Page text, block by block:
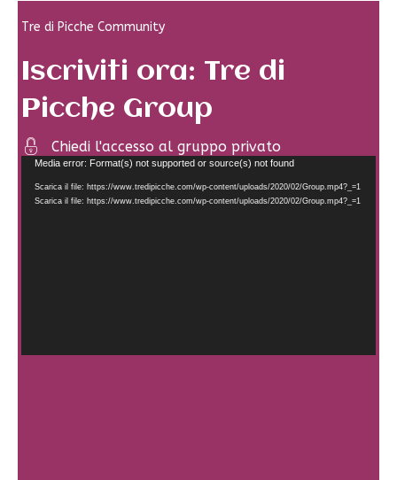
Tre di Picche Community
Iscriviti ora: Tre di
Picche Group
Chiedi l'accesso al gruppo privato
Video
Player
Media error: Format(s) not supported or source(s) not found
Scarica il file: https://www.tredipicche.com/wp-content/uploads/2020/02/Group.mp4?_=1
Scarica il file: https://www.tredipicche.com/wp-content/uploads/2020/02/Group.mp4?_=1